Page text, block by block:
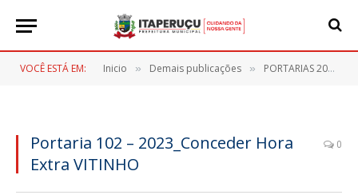
VOCÊ ESTÁ EM: Inicio » Demais publicações » PORTARIAS 2023
Portaria 102 – 2023_Conceder Hora
Extra VITINHO
0